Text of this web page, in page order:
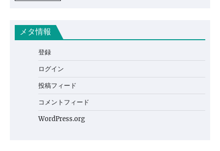
メタ情報
登録
ログイン
投稿フィード
コメントフィード
WordPress.org